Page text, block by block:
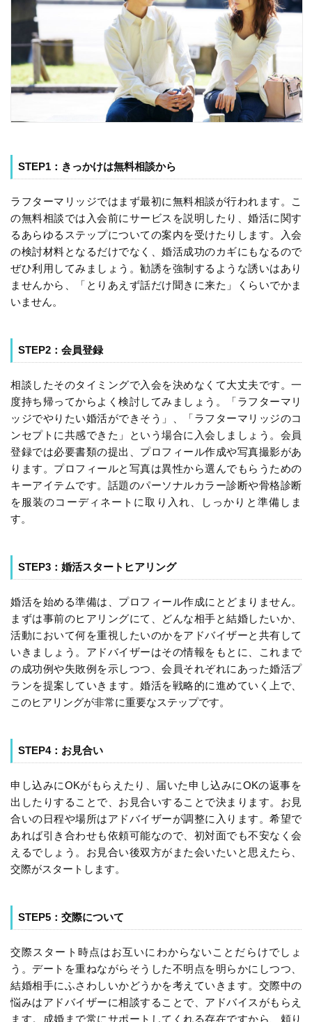
STEP1：きっかけは無料相談から
ラフターマリッジではまず最初に無料相談が行われます。こ
の無料相談では入会前にサービスを説明したり、婚活に関す
るあらゆるステップについての案内を受けたりします。入会
の検討材料となるだけでなく、婚活成功のカギにもなるので
ぜひ利用してみましょう。勧誘を強制するような誘いはあり
ませんから、「とりあえず話だけ聞きに来た」くらいでかま
いません。
STEP2：会員登録
相談したそのタイミングで入会を決めなくて大丈夫です。一
度持ち帰ってからよく検討してみましょう。「ラフターマリ
ッジでやりたい婚活ができそう」、「ラフターマリッジのコ
ンセプトに共感できた」という場合に入会しましょう。会員
登録では必要書類の提出、プロフィール作成や写真撮影があ
ります。プロフィールと写真は異性から選んでもらうための
キーアイテムです。話題のパーソナルカラー診断や骨格診断
を服装のコーディネートに取り入れ、しっかりと準備しま
す。
STEP3：婚活スタートヒアリング
婚活を始める準備は、プロフィール作成にとどまりません。
まずは事前のヒアリングにて、どんな相手と結婚したいか、
活動において何を重視したいのかをアドバイザーと共有して
いきましょう。アドバイザーはその情報をもとに、これまで
の成功例や失敗例を示しつつ、会員それぞれにあった婚活プ
ランを提案していきます。婚活を戦略的に進めていく上で、
このヒアリングが非常に重要なステップです。
STEP4：お見合い
申し込みにOKがもらえたり、届いた申し込みにOKの返事を
出したりすることで、お見合いすることで決まります。お見
合いの日程や場所はアドバイザーが調整に入ります。希望で
あれば引き合わせも依頼可能なので、初対面でも不安なく会
えるでしょう。お見合い後双方がまた会いたいと思えたら、
交際がスタートします。
STEP5：交際について
交際スタート時点はお互いにわからないことだらけでしょ
う。デートを重ねながらそうした不明点を明らかにしつつ、
結婚相手にふさわしいかどうかを考えていきます。交際中の
悩みはアドバイザーに相談することで、アドバイスがもらえ
ます。成婚まで常にサポートしてくれる存在ですから、頼り